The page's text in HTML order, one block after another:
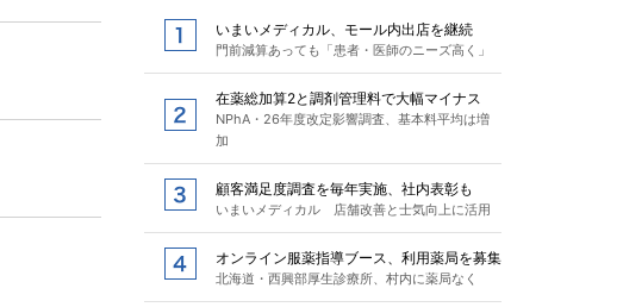
いまいメディカル、モール内出店を継続
門前減算あっても「患者・医師のニーズ高く」
在薬総加算2と調剤管理料で大幅マイナス
NPhA・26年度改定影響調査、基本料平均は増
加
顧客満足度調査を毎年実施、社内表彰も
いまいメディカル 店舗改善と士気向上に活用
オンライン服薬指導ブース、利用薬局を募集
北海道・西興部厚生診療所、村内に薬局なく